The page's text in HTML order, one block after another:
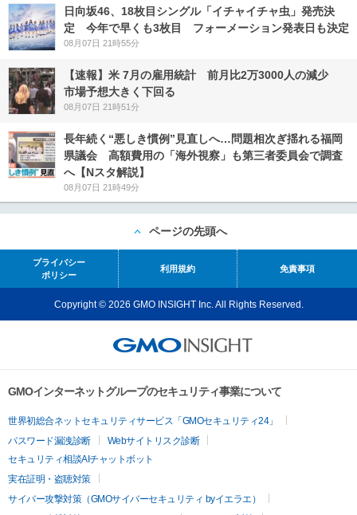
日向坂46、18枚目シングル「イチャイチャ虫」発売決
定 今年で早くも3枚目 フォーメーション発表日も決定
08月07日 21時55分
【速報】米 7月の雇用統計 前月比2万3000人の減少
市場予想大きく下回る
08月07日 21時51分
長年続く“悪しき慣例”見直しへ…問題相次ぎ揺れる福岡
県議会 高額費用の「海外視察」も第三者委員会で調査
へ【Nスタ解説】
08月07日 21時49分
ページの先頭へ
プライバシー
ポリシー
利用規約 免責事項
Copyright © 2026 GMO INSIGHT Inc. All Rights Reserved.
GMOインターネットグループのセキュリティ事業について
世界初総合ネットセキュリティサービス「GMOセキュリティ24」
パスワード漏洩診断
Webサイトリスク診断
セキュリティ相談AIチャットボット
実在証明・盗聴対策
サイバー攻撃対策（GMOサイバーセキュリティ byイエラエ）